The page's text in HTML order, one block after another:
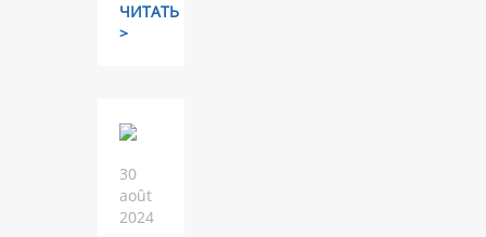
ЧИТАТЬ
>
30
août
2024